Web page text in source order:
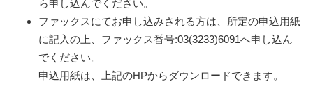
ら申し込んでください。
ファックスにてお申し込みされる方は、所定の申込用紙
に記入の上、ファックス番号:03(3233)6091へ申し込ん
でください。
申込用紙は、上記のHPからダウンロードできます。